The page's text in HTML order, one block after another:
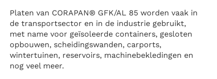
Platen van CORAPAN® GFK/AL 85 worden vaak in
de transportsector en in de industrie gebruikt,
met name voor geïsoleerde containers, gesloten
opbouwen, scheidingswanden, carports,
wintertuinen, reservoirs, machinebekledingen en
nog veel meer.